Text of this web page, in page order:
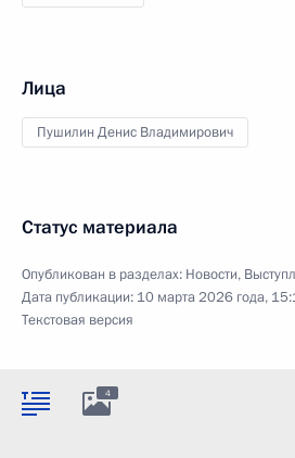
Лица
Пушилин Денис Владимирович
Статус материала
Опубликован в разделах: Новости,
Дата публикации: 10 марта 2026 года,
Текстовая версия
4